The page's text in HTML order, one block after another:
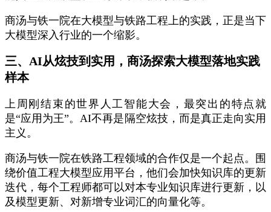
商汤与铁一院在大模型与铁路工程上的实践，正是当下
大模型深入行业的一个缩影。
三、AI从炫技到实用，商汤探索大模型落地实践
样本
上周刚结束的世界人工智能大会，最突出的特点就
是“应用为王”。AI不再是隔空炫技，而是真正走向实用
主义。
商汤与铁一院在铁路工程领域的合作仅是一个起点。围
绕价值工程大模型应用平台，他们会加快知识库的更新
迭代，每个工程师都可以对本专业知识库进行更新，以
及模型更新、对新增专业词汇的向量化等。